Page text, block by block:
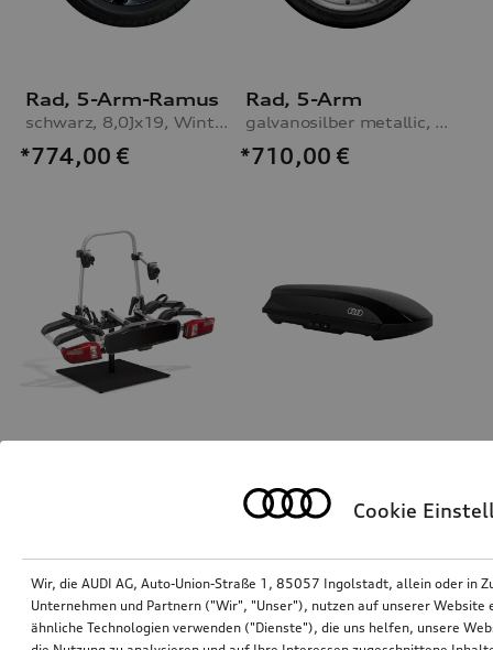
Rad, 5-Arm-Ramus
schwarz, 8,0Jx19, Winterreifen 245/45 R19 102V XL, links
*774,00 €
Rad, 5-Arm
galvanosilber metallic, 8,5Jx19, Reifen 245/45 R19 102Y XL
*710,00 €
brillantschwarz, 310 l
*645,00
Cookie
Wir, die AUDI AG, Auto-Union-Straße 1, 85057 Ingolstadt, allein oder in
Unternehmen und Partnern ("Wir", "Unser"), nutzen auf unserer Website
ähnliche Technologien verwenden ("Dienste"), die uns helfen, unsere